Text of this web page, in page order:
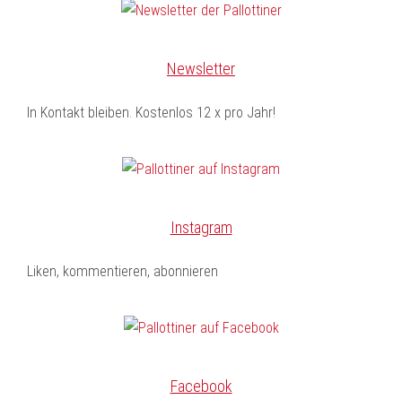
Newsletter
In Kontakt bleiben. Kostenlos 12 x pro Jahr!
Instagram
Liken, kommentieren, abonnieren
Facebook